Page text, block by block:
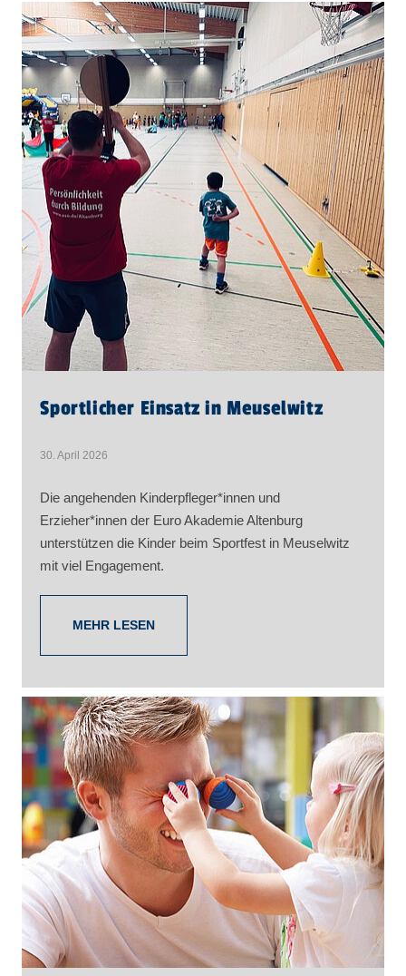
Sportlicher Einsatz in Meuselwitz
30. April 2026
Die angehenden Kinderpfleger*innen und
Erzieher*innen der Euro Akademie Altenburg
unterstützen die Kinder beim Sportfest in Meuselwitz
mit viel Engagement.
MEHR LESEN